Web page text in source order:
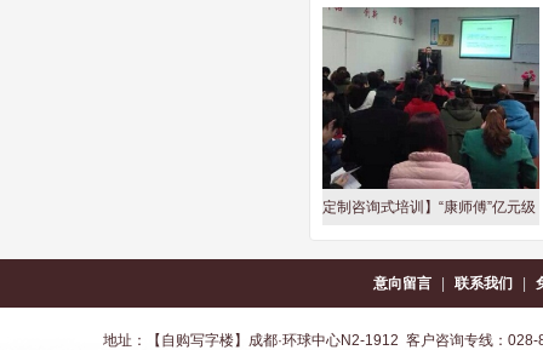
【中高管定制咨询式培训】“康师傅”亿元级 【
意向留言 联系我们
地址：【自购写字楼】成都·环球中心N2-1912 客户咨询专线：